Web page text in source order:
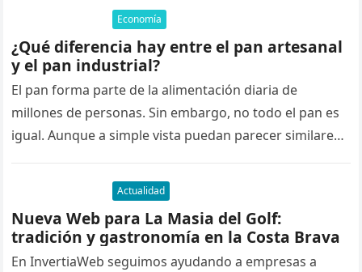
Economía
¿Qué diferencia hay entre el pan artesanal
y el pan industrial?
El pan forma parte de la alimentación diaria de
millones de personas. Sin embargo, no todo el pan es
igual. Aunque a simple vista puedan parecer similares,
Actualidad
Nueva Web para La Masia del Golf:
tradición y gastronomía en la Costa Brava
En InvertiaWeb seguimos ayudando a empresas a